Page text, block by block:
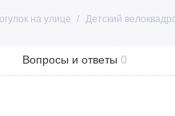
на улице Детский
Вопросы и ответы 0